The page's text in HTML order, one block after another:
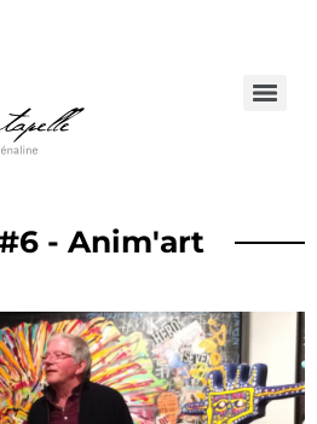
- Anim'art